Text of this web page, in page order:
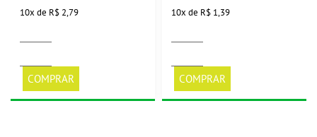
10x de R$ 2,79
COMPRAR
10x de R$ 1,39
COMPRAR